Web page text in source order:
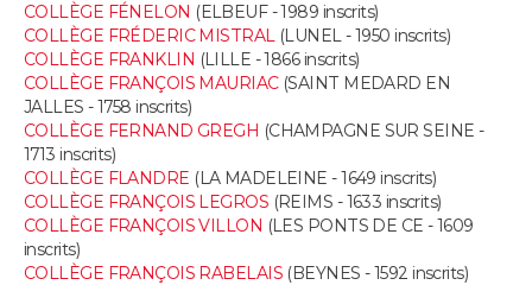
Mobiles
Meilleur smartphone
Internet
Ordinateurs
Jeux vidéo
Guide high-tech
+
BRICOLAGE
Forum
Aménagement intérieur
Extérieur
Cuisine
Salle de bains
Jardinage
Rangement
WEEK-END
Guides de France
Escapades
Patrimoine
Expositions
Musées
Week-end nature
+
LIFESTYLE
Art de vivre
Bien-être
Loisirs
Mode
Modes de vie
SANTE
Alimentation
Guide de la santé
Maladies
Médicaments
Sommeil
VOYAGE
COLLÈGE FÉNELON (ELBEUF - 1989 inscrits)
COLLÈGE FRÉDERIC MISTRAL (LUNEL - 1950 inscrits)
COLLÈGE FRANKLIN (LILLE - 1866 inscrits)
COLLÈGE FRANÇOIS MAURIAC (SAINT MEDARD EN
JALLES - 1758 inscrits)
COLLÈGE FERNAND GREGH (CHAMPAGNE SUR SEINE -
1713 inscrits)
COLLÈGE FLANDRE (LA MADELEINE - 1649 inscrits)
COLLÈGE FRANÇOIS LEGROS (REIMS - 1633 inscrits)
COLLÈGE FRANÇOIS VILLON (LES PONTS DE CE - 1609
inscrits)
COLLÈGE FRANÇOIS RABELAIS (BEYNES - 1592 inscrits)